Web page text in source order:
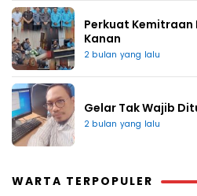
Perkuat Kemitraan
Kanan
2 bulan yang lalu
Gelar Tak Wajib
2 bulan yang lalu
WARTA TERPOPULER